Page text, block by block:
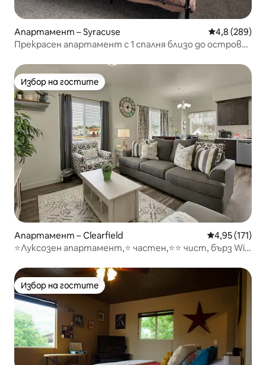
Апартамент – Syracuse Средна
4,8 (289)
Прекрасен апартамент с 1 спалня близо до остров
Избор на гостите
Избор на гостите
Апартамент – Clearfield Средна
4,95 (171)
⭐️Луксозен апартамент,⭐️ частен,⭐️⭐️ чист, бърз Wi-
Избор на гостите
Избор на гостите